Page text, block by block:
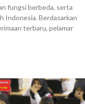
fungsi berbeda, serta
Indonesia. Berdasarkan
terbaru, pelamar